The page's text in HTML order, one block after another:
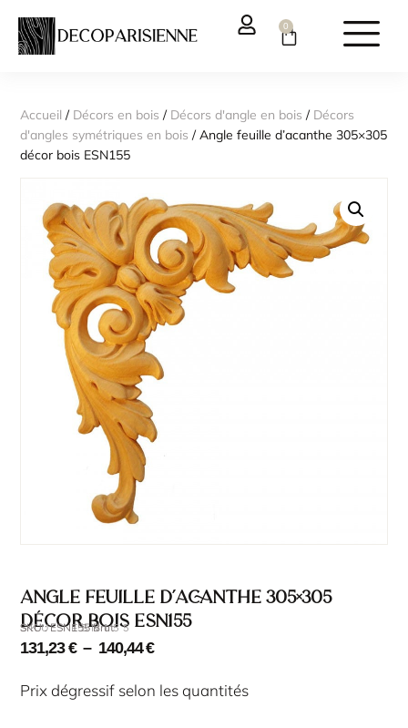
0
Accueil / Décors en bois / Décors d'angle en bois / Décors
d'angles symétriques en bois / Angle feuille d’acanthe 305×305
décor bois ESN155
Angle feuille d’acanthe 305×305
décor bois ESN155
SKU : ESN155
SKU : ESN155 Brut
131,23€ – 140,44€
Prix dégressif selon les quantités